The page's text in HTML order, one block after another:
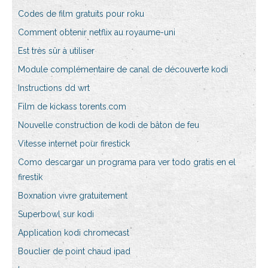
Codes de film gratuits pour roku
Comment obtenir netflix au royaume-uni
Est très sûr à utiliser
Module complémentaire de canal de découverte kodi
Instructions dd wrt
Film de kickass torents.com
Nouvelle construction de kodi de bâton de feu
Vitesse internet pour firestick
Como descargar un programa para ver todo gratis en el
firestik
Boxnation vivre gratuitement
Superbowl sur kodi
Application kodi chromecast
Bouclier de point chaud ipad